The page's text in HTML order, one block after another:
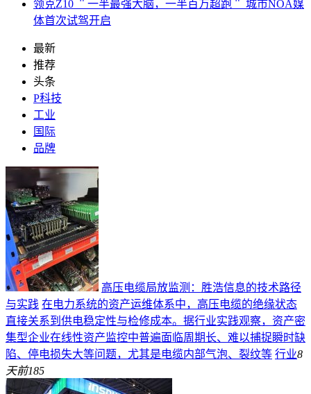
领克Z10 ＂一半最强大脑，一半百万超跑＂ 城市NOA媒
体首次试驾开启
最新
推荐
头条
P科技
工业
国际
品牌
高压电缆局放监测：胜浩信息的技术路径
与实践 在电力系统的资产运维体系中，高压电缆的绝缘状态
直接关系到供电稳定性与检修成本。据行业实践观察，资产密
集型企业在线性资产监控中普遍面临周期长、难以捕捉瞬时缺
陷、停电损失大等问题，尤其是电缆内部气泡、裂纹等 行业8
天前185